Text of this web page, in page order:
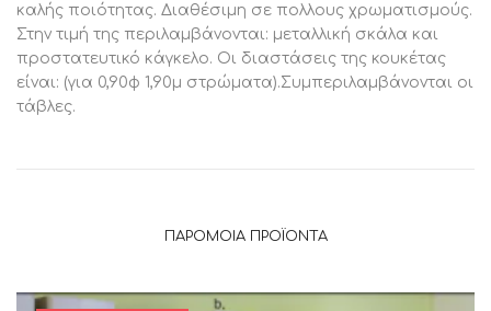
καλής ποιότητας. Διαθέσιμη σε πολλους χρωματισμούς.
Στην τιμή της περιλαμβάνονται: μεταλλική σκάλα και
προστατευτικό κάγκελο. Οι διαστάσεις της κουκέτας
είναι: (για 0,90φ 1,90μ στρώματα).Συμπεριλαμβάνονται οι
τάβλες.
ΠΑΡΌΜΟΙΑ ΠΡΟΪΌΝΤΑ